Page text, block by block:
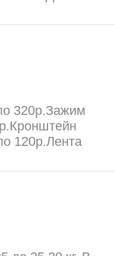
320р.Зажим
120р.Лента